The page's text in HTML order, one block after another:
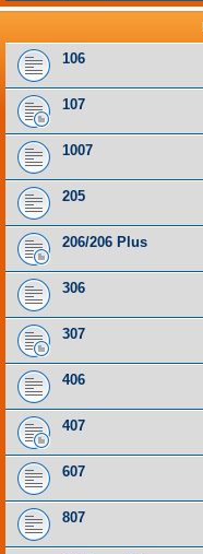
106
107
1007
205
206/206 Plus
306
307
406
407
607
807